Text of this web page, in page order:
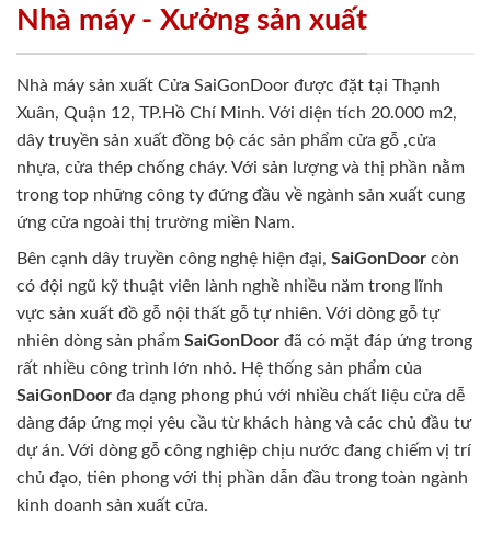
Nhà máy - Xưởng sản xuất
Nhà máy sản xuất Cửa SaiGonDoor được đặt tại Thạnh
Xuân, Quận 12, TP.Hồ Chí Minh. Với diện tích 20.000 m2,
dây truyền sản xuất đồng bộ các sản phẩm cửa gỗ ,cửa
nhựa, cửa thép chống cháy. Với sản lượng và thị phần nằm
trong top những công ty đứng đầu về ngành sản xuất cung
ứng cửa ngoài thị trường miền Nam.
Bên cạnh dây truyền công nghệ hiện đại, SaiGonDoor còn
có đội ngũ kỹ thuật viên lành nghề nhiều năm trong lĩnh
vực sản xuất đồ gỗ nội thất gỗ tự nhiên. Với dòng gỗ tự
nhiên dòng sản phẩm SaiGonDoor đã có mặt đáp ứng trong
rất nhiều công trình lớn nhỏ. Hệ thống sản phẩm của
SaiGonDoor đa dạng phong phú với nhiều chất liệu cửa dễ
dàng đáp ứng mọi yêu cầu từ khách hàng và các chủ đầu tư
dự án. Với dòng gỗ công nghiệp chịu nước đang chiếm vị trí
chủ đạo, tiên phong với thị phần dẫn đầu trong toàn ngành
kinh doanh sản xuất cửa.